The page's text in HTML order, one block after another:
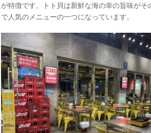
が特徴です。トト貝は新鮮な海の幸の旨味が
で人気のメニューの一つになっています。